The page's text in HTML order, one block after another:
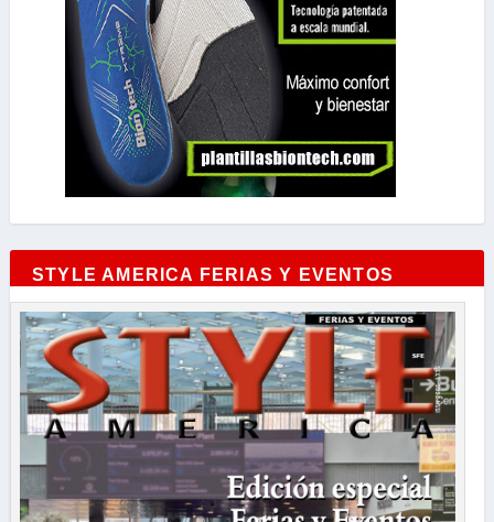
STYLE AMERICA FERIAS Y EVENTOS